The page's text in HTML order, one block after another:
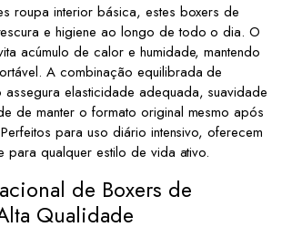
roupa interior básica, estes boxers de
e higiene ao longo de todo o dia. O
acúmulo de calor e humidade, mantendo
A combinação equilibrada de
elasticidade adequada, suavidade
de manter o formato original mesmo após
para uso diário intensivo, oferecem
para qualquer estilo de vida ativo.
de Boxers de
Qualidade